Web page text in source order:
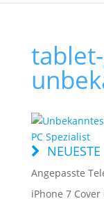
Angepasste
iPhone 7